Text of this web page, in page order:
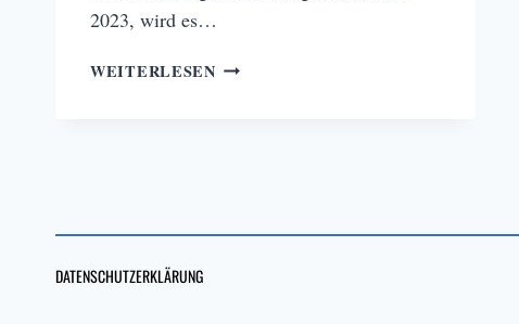
2023, wird es…
WEITERLESENTHREADS
DATENSCHUTZERKLÄRUNG